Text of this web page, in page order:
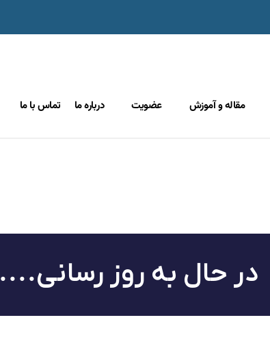
مقاله و آموزش عضویت درباره ما تماس با ما
در حال به روز رسانی....